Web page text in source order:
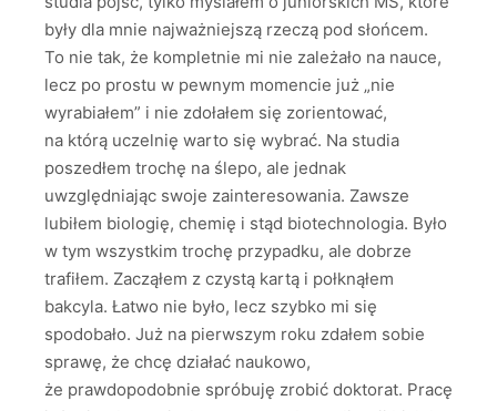
były dla mnie najważniejszą rzeczą pod słońcem.
To nie tak, że kompletnie mi nie zależało na nauce,
lecz po prostu w pewnym momencie już „nie
wyrabiałem” i nie zdołałem się zorientować,
na którą uczelnię warto się wybrać. Na studia
poszedłem trochę na ślepo, ale jednak
uwzględniając swoje zainteresowania. Zawsze
lubiłem biologię, chemię i stąd biotechnologia. Było
w tym wszystkim trochę przypadku, ale dobrze
trafiłem. Zacząłem z czystą kartą i połknąłem
bakcyla. Łatwo nie było, lecz szybko mi się
spodobało. Już na pierwszym roku zdałem sobie
sprawę, że chcę działać naukowo,
że prawdopodobnie spróbuję zrobić doktorat. Pracę